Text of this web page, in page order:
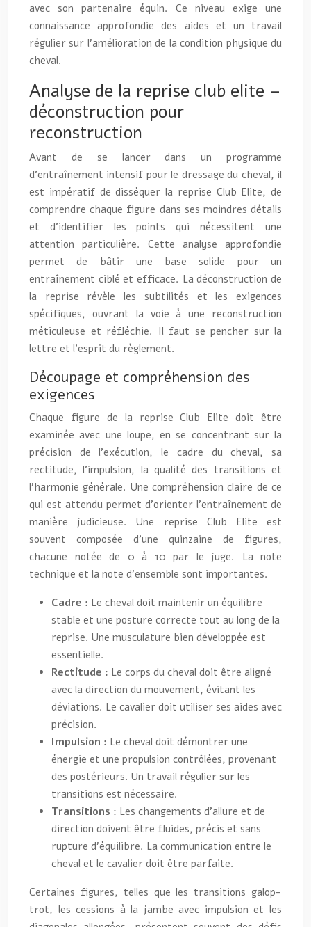
avec son partenaire équin. Ce niveau exige une
connaissance approfondie des aides et un travail
régulier sur l’amélioration de la condition physique du
cheval.
Analyse de la reprise club elite –
déconstruction pour
reconstruction
Avant de se lancer dans un programme
d’entraînement intensif pour le dressage du cheval, il
est impératif de disséquer la reprise Club Elite, de
comprendre chaque figure dans ses moindres détails
et d’identifier les points qui nécessitent une
attention particulière. Cette analyse approfondie
permet de bâtir une base solide pour un
entraînement ciblé et efficace. La déconstruction de
la reprise révèle les subtilités et les exigences
spécifiques, ouvrant la voie à une reconstruction
méticuleuse et réfléchie. Il faut se pencher sur la
lettre et l’esprit du règlement.
Découpage et compréhension des
exigences
Chaque figure de la reprise Club Elite doit être
examinée avec une loupe, en se concentrant sur la
précision de l’exécution, le cadre du cheval, sa
rectitude, l’impulsion, la qualité des transitions et
l’harmonie générale. Une compréhension claire de ce
qui est attendu permet d’orienter l’entraînement de
manière judicieuse. Une reprise Club Elite est
souvent composée d’une quinzaine de figures,
chacune notée de 0 à 10 par le juge. La note
technique et la note d’ensemble sont importantes.
Cadre : Le cheval doit maintenir un équilibre
stable et une posture correcte tout au long de la
reprise. Une musculature bien développée est
essentielle.
Rectitude : Le corps du cheval doit être aligné
avec la direction du mouvement, évitant les
déviations. Le cavalier doit utiliser ses aides avec
précision.
Impulsion : Le cheval doit démontrer une
énergie et une propulsion contrôlées, provenant
des postérieurs. Un travail régulier sur les
transitions est nécessaire.
Transitions : Les changements d’allure et de
direction doivent être fluides, précis et sans
rupture d’équilibre. La communication entre le
cheval et le cavalier doit être parfaite.
Certaines figures, telles que les transitions galop-
trot, les cessions à la jambe avec impulsion et les